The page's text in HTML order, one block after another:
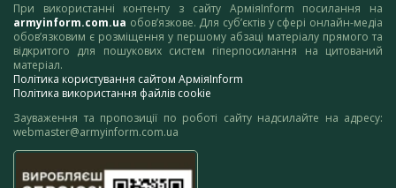
При використанні контенту з сайту АрміяInform посилання на
armyinform.com.ua обов’язкове. Для суб’єктів у сфері онлайн-медіа
обов’язковим є розміщення у першому абзаці матеріалу прямого та
відкритого для пошукових систем гіперпосилання на цитований
матеріал.
Політика користування сайтом АрміяInform
Політика використання файлів cookie
Зауваження та пропозиції по роботі сайту надсилайте на адресу:
webmaster@armyinform.com.ua